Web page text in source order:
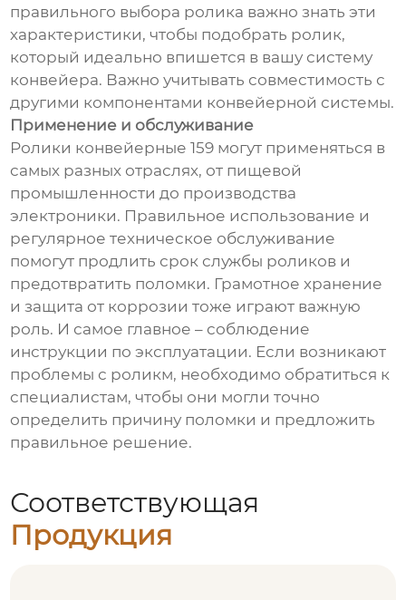
правильного выбора ролика важно знать эти
характеристики, чтобы подобрать ролик,
который идеально впишется в вашу систему
конвейера. Важно учитывать совместимость с
другими компонентами конвейерной системы.
Применение и обслуживание
Ролики конвейерные 159 могут применяться в
самых разных отраслях, от пищевой
промышленности до производства
электроники. Правильное использование и
регулярное техническое обслуживание
помогут продлить срок службы роликов и
предотвратить поломки. Грамотное хранение
и защита от коррозии тоже играют важную
роль. И самое главное – соблюдение
инструкции по эксплуатации. Если возникают
проблемы с роликм, необходимо обратиться к
специалистам, чтобы они могли точно
определить причину поломки и предложить
правильное решение.
Соответствующая
Продукция